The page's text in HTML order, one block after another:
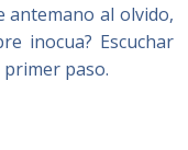
antemano al olvido,
inocua? Escuchar
primer paso.